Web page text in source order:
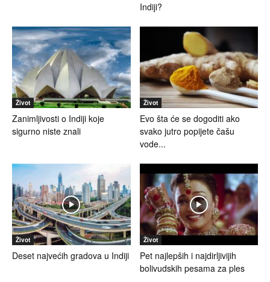
Indiji?
Život
Zanimljivosti o Indiji koje
sigurno niste znali
Život
Evo šta će se dogoditi ako
svako jutro popijete čašu
vode...
Život
Deset najvećih gradova u Indiji
Život
Pet najlepših i najdirljivijih
bolivudskih pesama za ples